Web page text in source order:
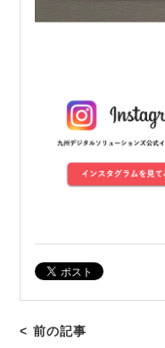
< 前の記事